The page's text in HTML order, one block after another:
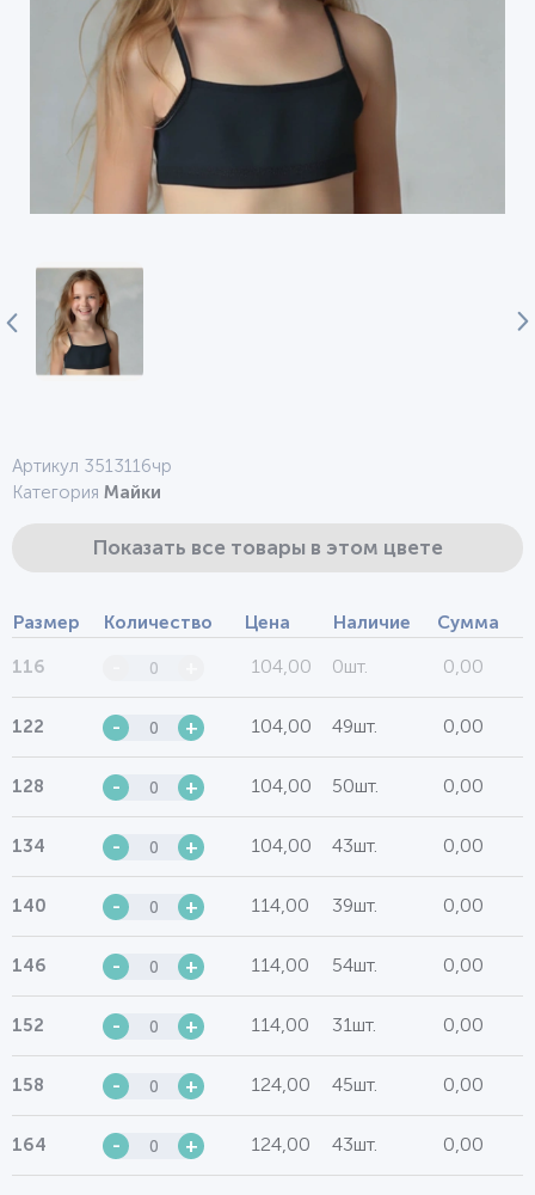
Артикул 3513116чр
Категория Майки
Показать все товары в этом цвете
Размер Количество Цена Наличие Сумма
116 104,00 0шт. 0,00
122 - + 104,00 49шт. 0,00
128 - + 104,00 50шт. 0,00
134 - + 104,00 43шт. 0,00
140 - + 114,00 39шт. 0,00
146 - + 114,00 54шт. 0,00
152 - + 114,00 31шт. 0,00
158 - + 124,00 45шт. 0,00
164 - + 124,00 43шт. 0,00